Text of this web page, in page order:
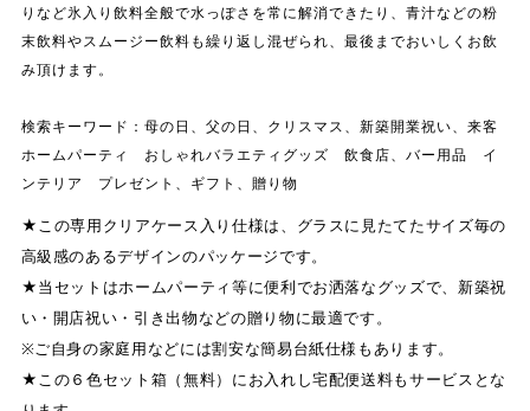
りなど氷入り飲料全般で水っぽさを常に解消できたり、青汁などの粉
末飲料やスムージー飲料も繰り返し混ぜられ、最後までおいしくお飲
み頂けます。
検索キーワード：母の日、父の日、クリスマス、新築開業祝い、来客
ホームパーティ おしゃれバラエティグッズ 飲食店、バー用品 イ
ンテリア プレゼント、ギフト、贈り物
★この専用クリアケース入り仕様は、グラスに見たてたサイズ毎の
高級感のあるデザインのパッケージです。
★当セットはホームパーティ等に便利でお洒落なグッズで、新築祝
い・開店祝い・引き出物などの贈り物に最適です。
※ご自身の家庭用などには割安な簡易台紙仕様もあります。
★この６色セット箱（無料）にお入れし宅配便送料もサービスとな